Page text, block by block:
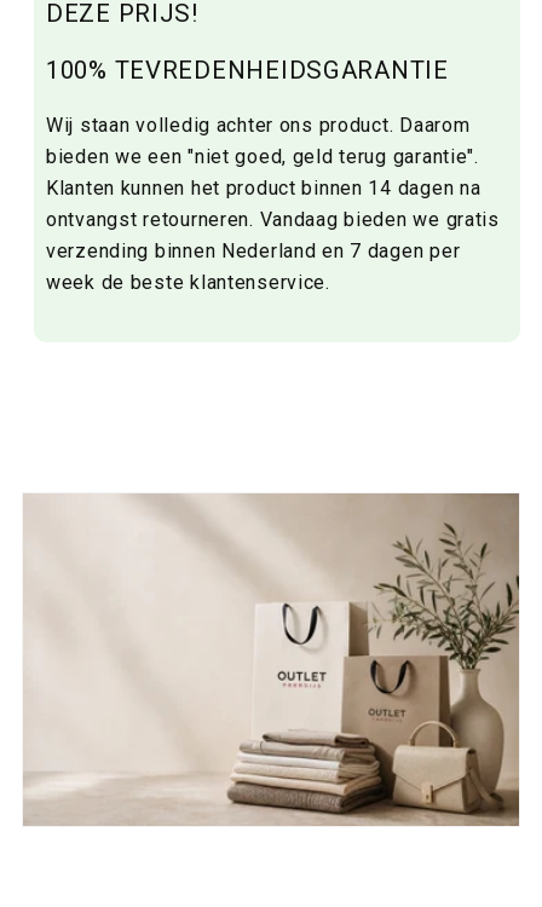
DEZE PRIJS!
100% TEVREDENHEIDSGARANTIE
Wij staan volledig achter ons product. Daarom
bieden we een "niet goed, geld terug garantie".
Klanten kunnen het product binnen 14 dagen na
ontvangst retourneren. Vandaag bieden we gratis
verzending binnen Nederland en 7 dagen per
week de beste klantenservice.